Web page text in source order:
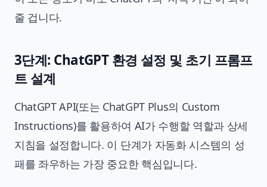
줄 겁니다.
3단계: ChatGPT 환경 설정 및 초기 프롬프
트 설계
ChatGPT API(또는 ChatGPT Plus의 Custom
Instructions)를 활용하여 AI가 수행할 역할과 상세
지침을 설정합니다. 이 단계가 자동화 시스템의 성
패를 좌우하는 가장 중요한 핵심입니다.